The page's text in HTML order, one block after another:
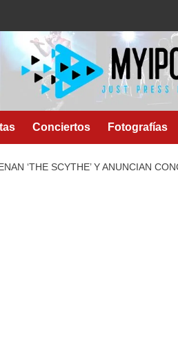
Conciertos Fotografías
‘THE SCYTHE’ Y ANUNCIAN